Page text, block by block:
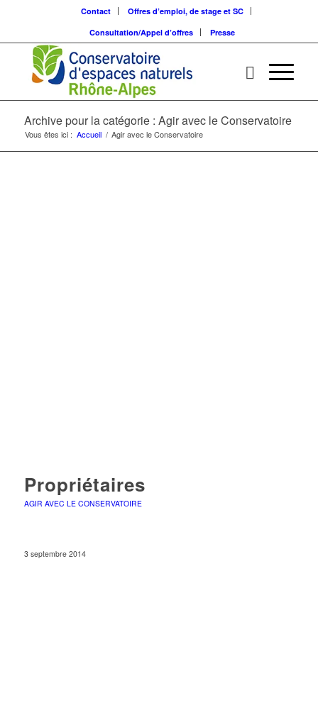
Contact
Offres d’emploi, de stage et SC
Consultation/Appel d’offres
Presse
Archive pour la catégorie : Agir avec le Conservatoire
Vous êtes ici : Accueil / Agir avec le Conservatoire
Propriétaires
AGIR AVEC LE CONSERVATOIRE
3 septembre 2014